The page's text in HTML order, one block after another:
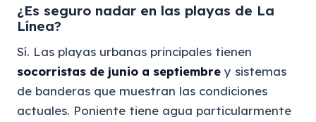
¿Es seguro nadar en las playas de La
Línea?
Sí. Las playas urbanas principales tienen
socorristas de junio a septiembrey sistemas
de banderas que muestran las condiciones
actuales. Poniente tiene agua particularmente